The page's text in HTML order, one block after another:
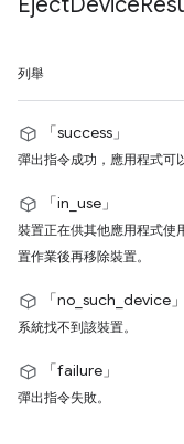
列舉
「success」
彈出指令成功，應用程式可
「in_use」
裝置正在供其他應用程式使
置作業後再移除裝置。
「no_such_device」
系統找不到該裝置。
「failure」
彈出指令失敗。